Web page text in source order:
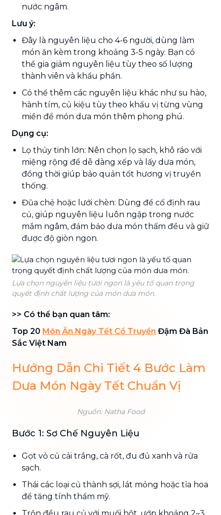
nước ngâm.
Lưu ý:
Đây là nguyên liệu cho 4-6 người, dùng làm
món ăn kèm trong khoảng 3-5 ngày. Bạn có
thể gia giảm nguyên liệu tùy theo số lượng
thành viên và khẩu phần.
Có thể thêm các nguyên liệu khác như su hào,
hành tím, củ kiệu tùy theo khẩu vị từng vùng
miền để món dưa món thêm phong phú.
Dụng cụ:
Lọ thủy tinh lớn: Nên chọn lọ sạch, khô ráo với
miệng rộng để dễ dàng xếp và lấy dưa món,
đồng thời giúp bảo quản tốt hương vị truyền
thống.
Đũa chẻ hoặc lưới chèn: Dùng để cố định rau
củ, giúp nguyên liệu luôn ngập trong nước
mắm ngâm, đảm bảo dưa món thấm đều và giữ
được độ giòn ngon.
Lựa chọn nguyên liệu tươi ngon là yếu tố quan trọng
quyết định chất lượng của món dưa món.
>> Có thể bạn quan tâm:
Top 20 Món Ăn Ngày Tết Cổ Truyền Đậm Đà Bản
Sắc Việt Nam
Hướng Dẫn Chi Tiết 4 Bước Làm
Dưa Món Ngày Tết Chuẩn Vị
Nguồn: Natha Food
Bước 1: Sơ Chế Nguyên Liệu
Gọt vỏ củ cải trắng, cà rốt, đu đủ xanh và rửa
sạch.
Thái các loại củ thành sợi, lát mỏng hoặc tỉa hoa
để tăng tính thẩm mỹ.
Trộn đều rau củ với muối hột, ướp khoảng 2–3